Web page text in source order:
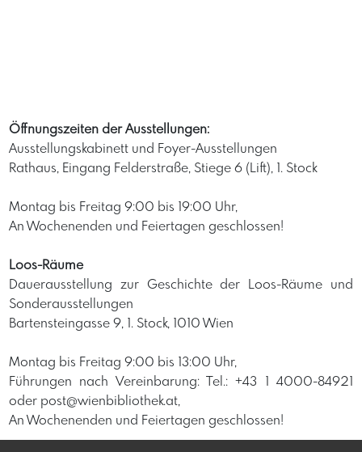
Öffnungszeiten der Ausstellungen:
Ausstellungskabinett und Foyer-Ausstellungen
Rathaus, Eingang Felderstraße, Stiege 6 (Lift), 1. Stock
Montag bis Freitag 9:00 bis 19:00 Uhr,
An Wochenenden und Feiertagen geschlossen!
Loos-Räume
Dauerausstellung zur Geschichte der Loos-Räume und
Sonderausstellungen
Bartensteingasse 9, 1. Stock, 1010 Wien
Montag bis Freitag 9:00 bis 13:00 Uhr,
Führungen nach Vereinbarung: Tel.: +43 1 4000-84921
oder post@wienbibliothek.at,
An Wochenenden und Feiertagen geschlossen!